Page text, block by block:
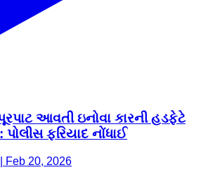
આવતી ઇનોવા કારની હડફેટે
ફરિયાદ નોંધાઈ
Feb 20, 2026